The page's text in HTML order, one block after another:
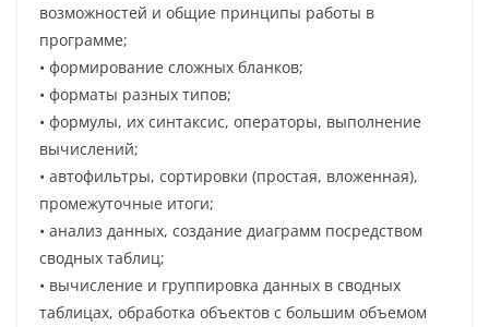
возможностей и общие принципы работы в
программе;
• формирование сложных бланков;
• форматы разных типов;
• формулы, их синтаксис, операторы, выполнение
вычислений;
• автофильтры, сортировки (простая, вложенная),
промежуточные итоги;
• анализ данных, создание диаграмм посредством
сводных таблиц;
• вычисление и группировка данных в сводных
таблицах, обработка объектов с большим объемом